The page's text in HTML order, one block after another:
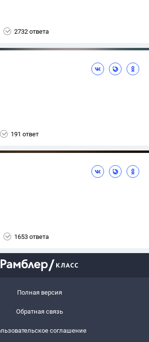
2732 ответа
191 ответ
1653 ответа
Полная версия
Обратная связь
соглашение